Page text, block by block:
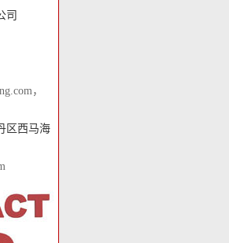
司
，
区西马海